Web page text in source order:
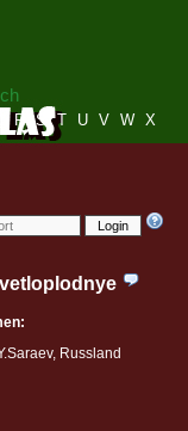
Login
R S T U V W X
Russland